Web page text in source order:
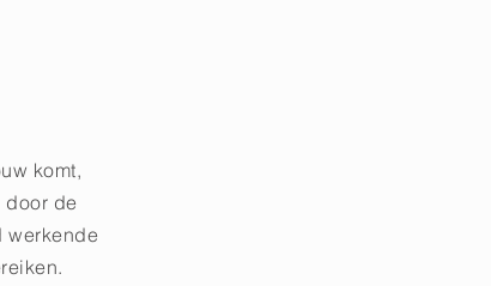
komt,
door de
werkende